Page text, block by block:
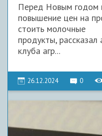
Перед Новым годом
повышение цен на
стоить молочные
продукты, рассказал
клуба агр...
26.12.2024 0